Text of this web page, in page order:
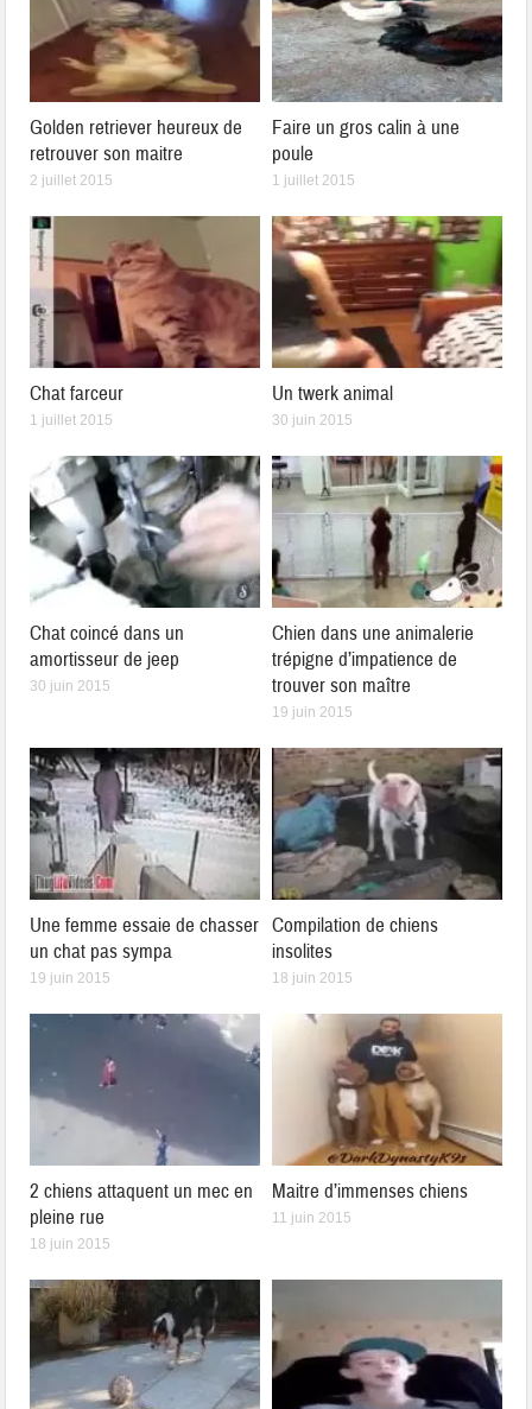
Golden retriever heureux de
retrouver son maitre
2 juillet 2015
Faire un gros calin à une
poule
1 juillet 2015
Chat farceur
1 juillet 2015
Un twerk animal
30 juin 2015
Chat coincé dans un
amortisseur de jeep
30 juin 2015
Chien dans une animalerie
trépigne d’impatience de
trouver son maître
19 juin 2015
Une femme essaie de chasser
un chat pas sympa
19 juin 2015
Compilation de chiens
insolites
18 juin 2015
2 chiens attaquent un mec en
pleine rue
18 juin 2015
Maitre d’immenses chiens
11 juin 2015